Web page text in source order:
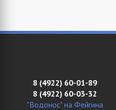
8 (4922) 60-01-89
8 (4922) 60-03-32
"Водонос" на Фейгина